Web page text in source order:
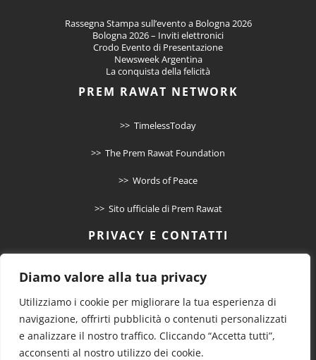
Diamo valore alla tua privacy
Utilizziamo i cookie per migliorare la tua esperienza di
navigazione, offrirti pubblicità o contenuti personalizzati
e analizzare il nostro traffico. Cliccando “Accetta tutti”,
acconsenti al nostro utilizzo dei cookie.
Rassegna Stampa sull’evento a Bologna 2026
Bologna 2026 – Inviti elettronici
Crodo Evento di Presentazione
Newsweek Argentina
La conquista della felicità
PREM RAWAT NETWORK
>> TimelessToday
>> The Prem Rawat Foundation
>> Words of Peace
>> Sito ufficiale di Prem Rawat
PRIVACY E CONTATTI
>> Contatto